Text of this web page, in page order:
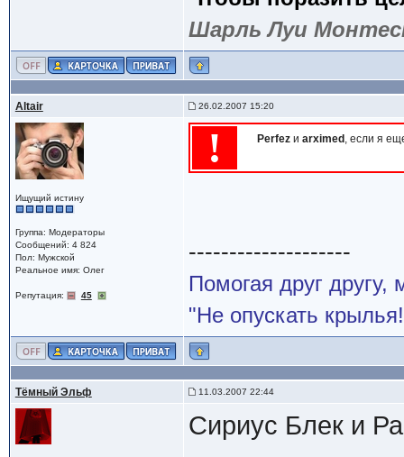
Шарль Луи
Altair 26.02.2007 15:20
Ищущий истину
Группа: Модераторы
Сообщений: 4 824
Пол: Мужской
Реальное имя: Олег
Репутация: 45
! Perfezи arximed , если я
--------------------
Помогая друг
"Не опускать
Тёмный Эльф 11.03.2007 22:44
Сириус Блек и